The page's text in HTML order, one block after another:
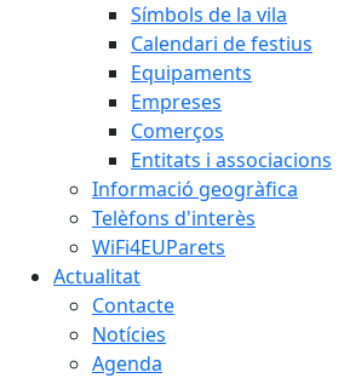
Símbols de la vila
Calendari de festius
Equipaments
Empreses
Comerços
Entitats i associacions
Informació geogràfica
Telèfons d'interès
WiFi4EUParets
Actualitat
Contacte
Notícies
Agenda